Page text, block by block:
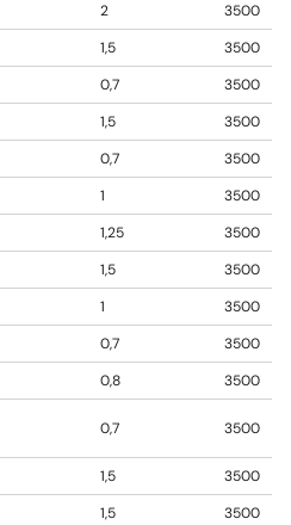
2
3500
1,5
3500
0,7
3500
1,5
3500
0,7
3500
1
3500
1,25
3500
1,5
3500
1
3500
0,7
3500
0,8 3500
0,7 3500
1,5
3500
1,5
3500